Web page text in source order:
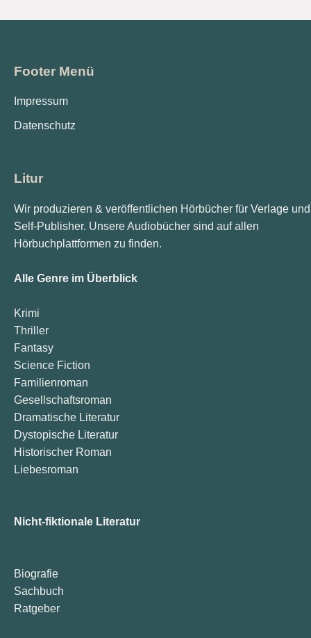
Footer Menü
Impressum
Datenschutz
Litur
Wir produzieren & veröffentlichen Hörbücher für Verlage und
Self-Publisher. Unsere Audiobücher sind auf allen
Hörbuchplattformen zu finden.
Alle Genre im Überblick
Krimi
Thriller
Fantasy
Science Fiction
Familienroman
Gesellschaftsroman
Dramatische Literatur
Dystopische Literatur
Historischer Roman
Liebesroman
Nicht-fiktionale Literatur
Biografie
Sachbuch
Ratgeber